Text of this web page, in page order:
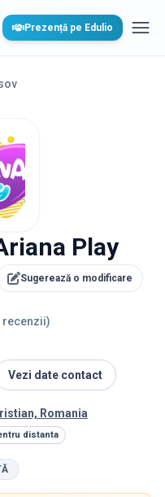
Prezență pe Edulio
Play
Sugerează o modificare
recenzii)
Vezi date contact
Romania
distanta